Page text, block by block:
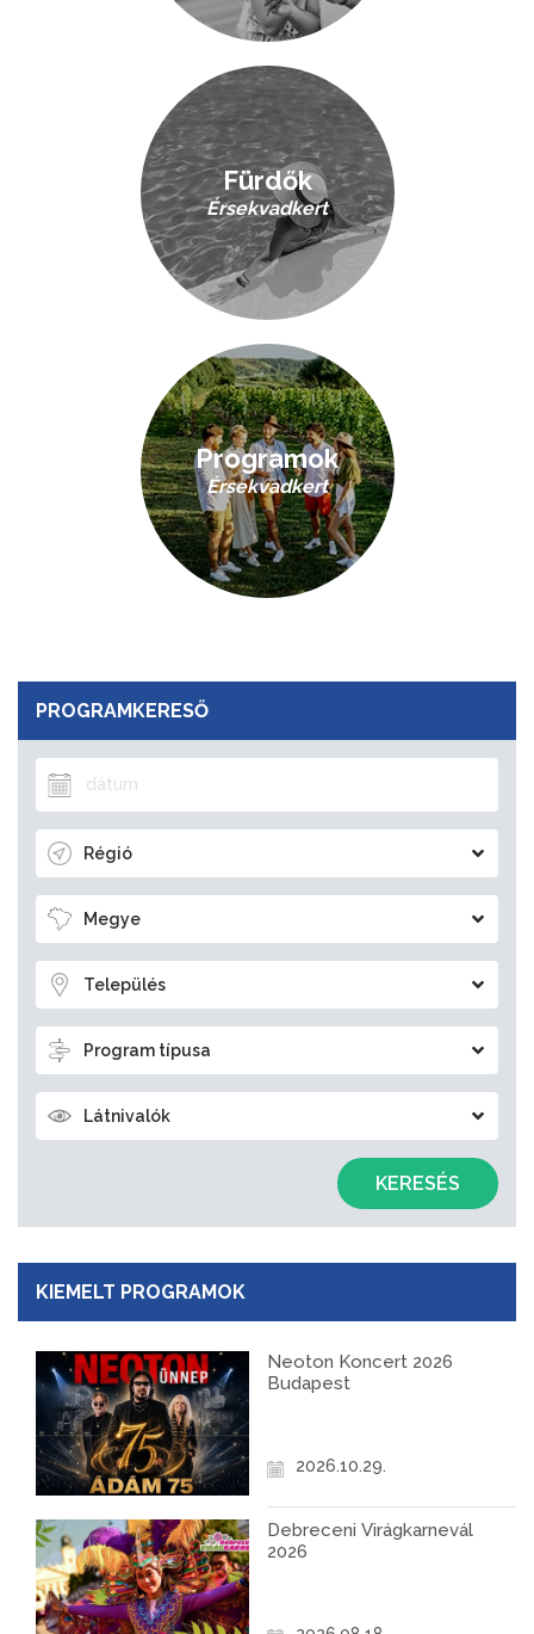
PROGRAMKERESŐ
Régió
Megye
Település
Program típusa
Látnivalók
KERESÉS
KIEMELT PROGRAMOK
Neoton Koncert 2026
Budapest
2026.10.29.
Debreceni Virágkarnevál
2026
Fürdők
Érsekvadkert
Programok
Érsekvadkert